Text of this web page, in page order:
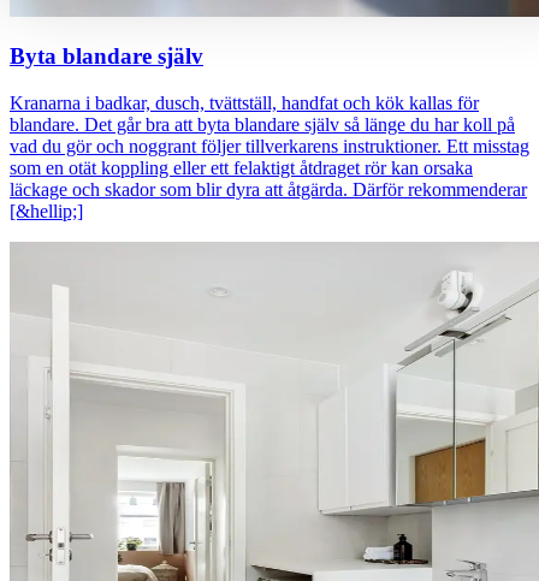
Byta blandare själv
Kranarna i badkar, dusch, tvättställ, handfat och kök kallas för
blandare. Det går bra att byta blandare själv så länge du har koll på
vad du gör och noggrant följer tillverkarens instruktioner. Ett misstag
som en otät koppling eller ett felaktigt åtdraget rör kan orsaka
läckage och skador som blir dyra att åtgärda. Därför rekommenderar
[&hellip;]